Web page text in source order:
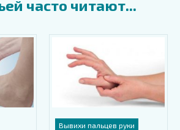
часто читают...
Вывихи пальцев руки